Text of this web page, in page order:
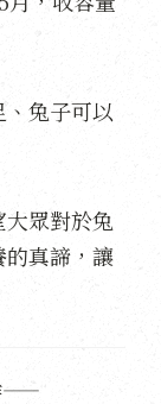
兔子可以
眾對於兔
真諦，讓
——